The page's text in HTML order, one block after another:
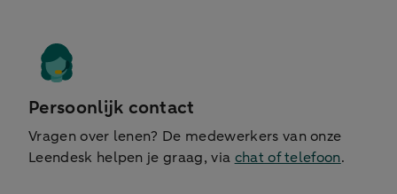
Persoonlijk contact
Vragen over lenen? De medewerkers van onze
Leendesk helpen je graag, via chat of telefoon.